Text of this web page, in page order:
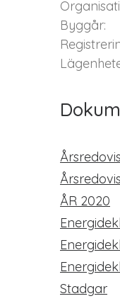
Byggår:
ÅR 2020
Stadgar